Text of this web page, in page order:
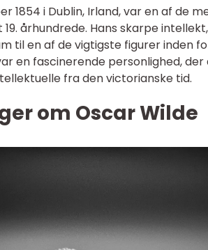
1854 i Dublin, Irland, var en af
århundrede. Hans skarpe
til en af de vigtigste figurer inden
en fascinerende personlighed, der
fra den victorianske tid.
om Oscar Wilde